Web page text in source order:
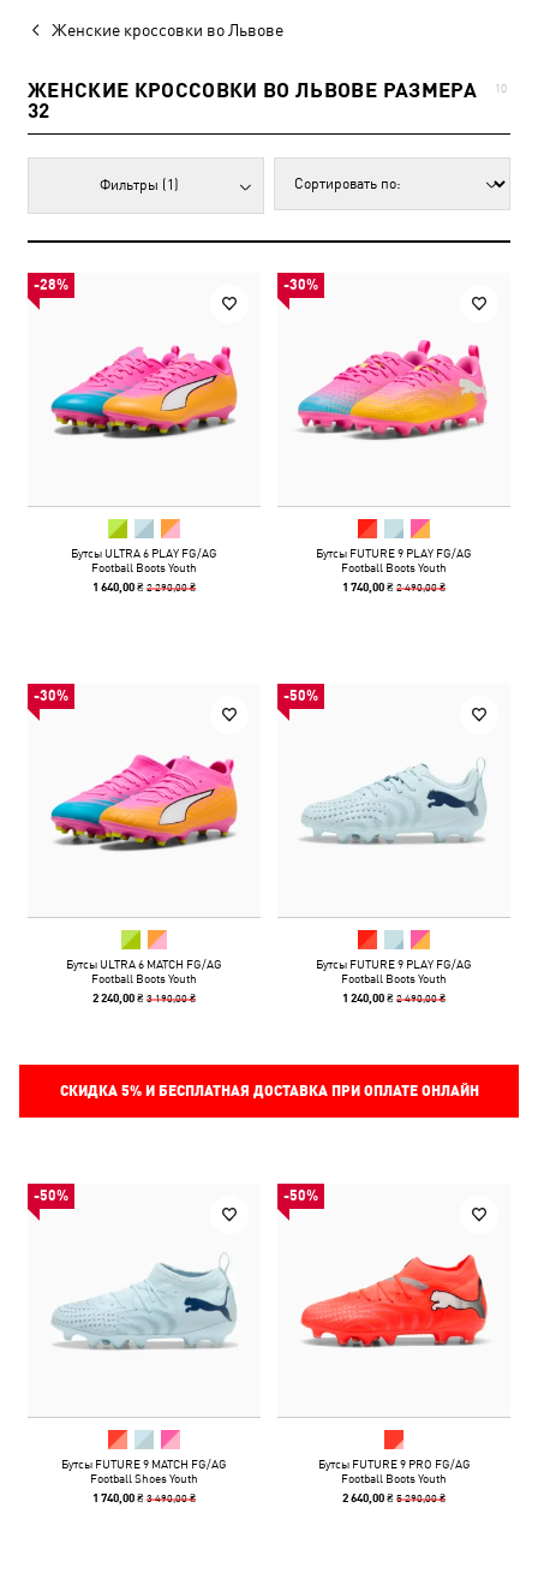
Женские кроссовки во Львове
ЖЕНСКИЕ КРОССОВКИ ВО ЛЬВОВЕ РАЗМЕРА
32
10
Фильтры (1)
-28%
Бутсы ULTRA 6 PLAY FG/AG
Football Boots Youth
1 640,00 ₴2 290,00 ₴
-30%
Бутсы FUTURE 9 PLAY FG/AG
Football Boots Youth
1 740,00 ₴2 490,00 ₴
-30%
Бутсы ULTRA 6 MATCH FG/AG
Football Boots Youth
2 240,00 ₴3 190,00 ₴
-50%
Бутсы FUTURE 9 PLAY FG/AG
Football Boots Youth
1 240,00 ₴2 490,00 ₴
СКИДКА 5%И БЕСПЛАТНАЯ ДОСТАВКА ПРИ ОПЛАТЕ ОНЛАЙН
-50%
Бутсы FUTURE 9 MATCH FG/AG
Football Shoes Youth
1 740,00 ₴3 490,00 ₴
-50%
Бутсы FUTURE 9 PRO FG/AG
Football Boots Youth
2 640,00 ₴5 290,00 ₴